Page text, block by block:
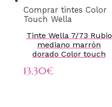
Comprar tintes Color
Touch Wella
Tinte Wella 7/73 Rubio
mediano marrón
dorado Color touch
13,30€